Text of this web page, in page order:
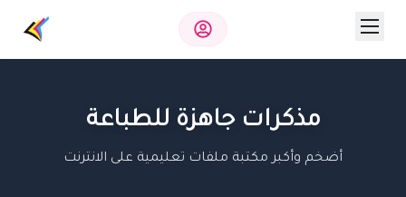
مذكرات جاهزة للطباعة
أضخم وأكبر مكتبة ملفات تعليمية على الانترنت